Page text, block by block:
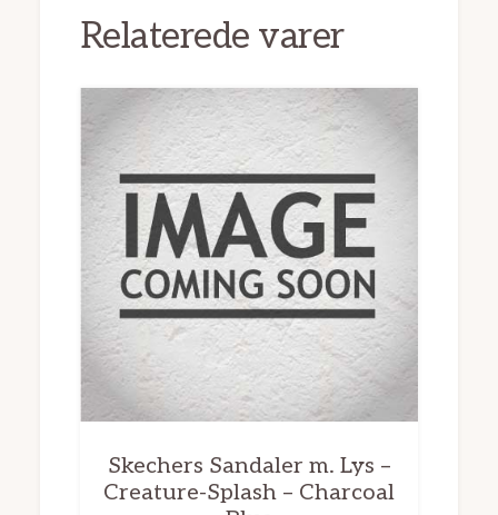
Relaterede varer
Skechers Sandaler m. Lys –
Creature-Splash – Charcoal